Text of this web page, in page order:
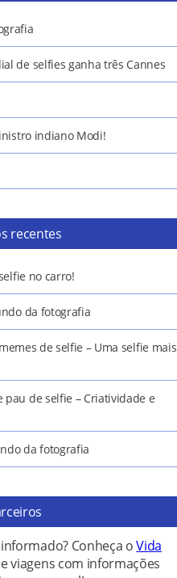
de selfies ganha três Cannes
indiano Modi!
recentes
no carro!
da fotografia
de selfie – Uma selfie mais
pau de selfie – Criatividade e
da fotografia
Conheça oVida
viagens com informações